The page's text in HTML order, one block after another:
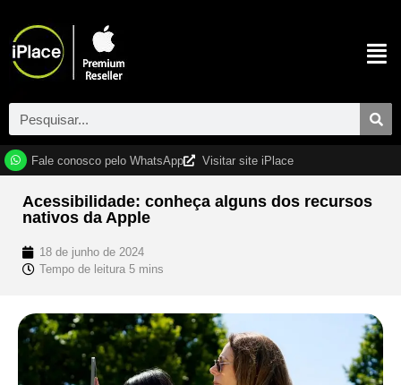
Fale conosco pelo WhatsApp Visitar site iPlace
Acessibilidade: conheça alguns dos recursos
nativos da Apple
18 de junho de 2024